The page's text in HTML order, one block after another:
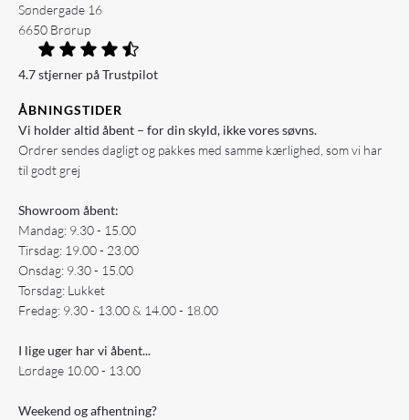
Søndergade 16
6650 Brørup
4.7 stjerner på Trustpilot
ÅBNINGSTIDER
Vi holder altid åbent – for din skyld, ikke vores søvns.
Ordrer sendes dagligt og pakkes med samme kærlighed, som vi har
til godt grej
Showroom åbent:
Mandag: 9.30 - 15.00
Tirsdag: 19.00 - 23.00
Onsdag: 9.30 - 15.00
Torsdag: Lukket
Fredag: 9.30 - 13.00 & 14.00 - 18.00
I lige uger har vi åbent...
Lørdage 10.00 - 13.00
Weekend og afhentning?